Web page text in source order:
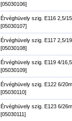
[05030106]
Érvéghüvely szig. E116 2,5/
[05030107]
Érvéghüvely szig. E117 2,5/
[05030108]
Érvéghüvely szig. E119 4/
[05030109]
Érvéghüvely szig. E122 6/
[05030110]
Érvéghüvely szig. E123 6/
[05030111]